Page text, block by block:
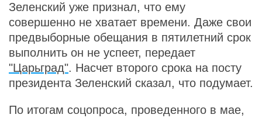
Зеленский уже признал, что ему
совершенно не хватает времени. Даже свои
предвыборные обещания в пятилетний срок
выполнить он не успеет, передает
"Царьград". Насчет второго срока на посту
президента Зеленский сказал, что подумает.
По итогам соцопроса, проведенного в мае,